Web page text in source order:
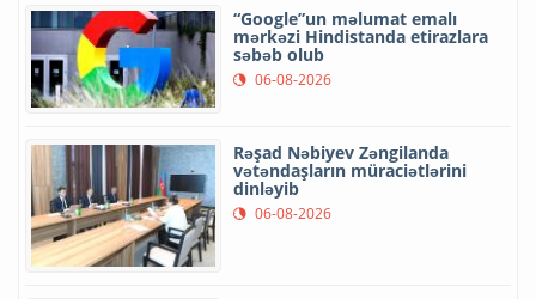
“Google”un məlumat emalı
mərkəzi Hindistanda etirazlara
səbəb olub
06-08-2026
Rəşad Nəbiyev Zəngilanda
vətəndaşların müraciətlərini
dinləyib
06-08-2026